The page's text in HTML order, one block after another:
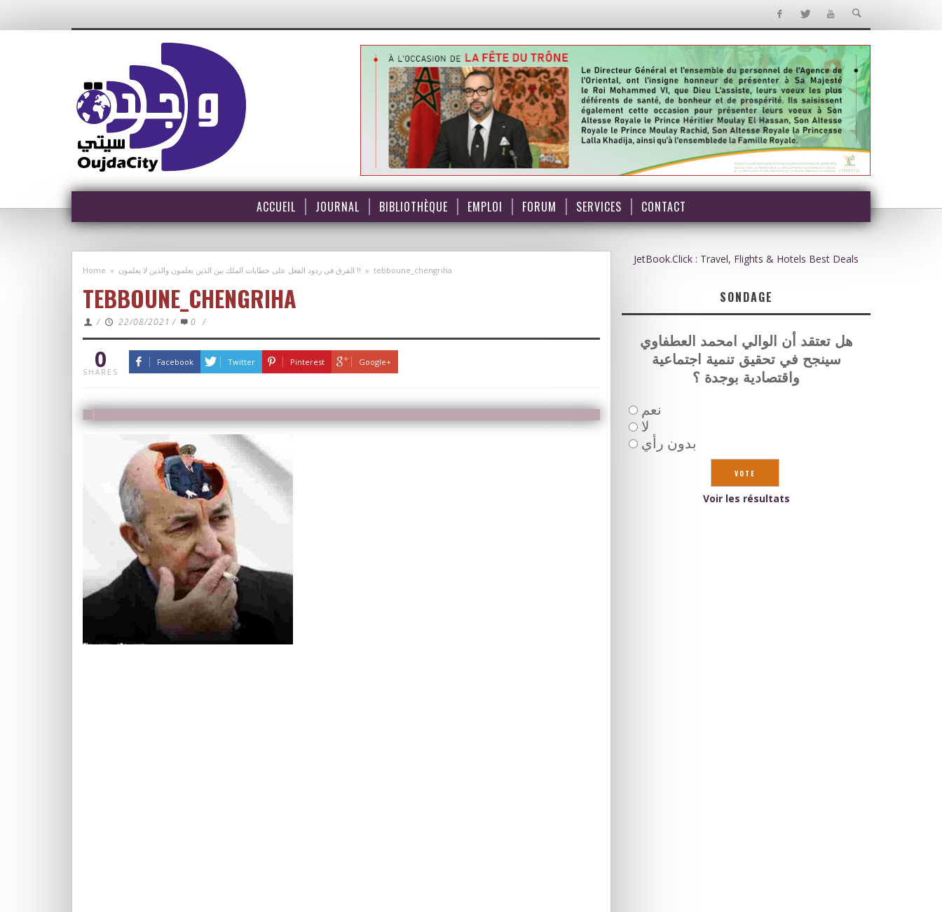
ACCUEIL JOURNAL BIBLIOTHÈQUE EMPLOI FORUM SERVICES CONTACT
Home » الفرق في ردود الفعل على خطابات الملك بين الذين يعلمون والذين لا يعلمون !! » tebboune_chengriha
TEBBOUNE_CHENGRIHA
/ 22/08/2021 / 0 /
0
SHARES
Facebook Twitter Pinterest Google+
JetBook.Click : Travel, Flights & Hotels Best Deals
SONDAGE
هل تعتقد أن الوالي امحمد العطفاوي
سينجح في تحقيق تنمية اجتماعية
واقتصادية بوجدة ؟
نعم
لا
بدون رأي
Voir les résultats